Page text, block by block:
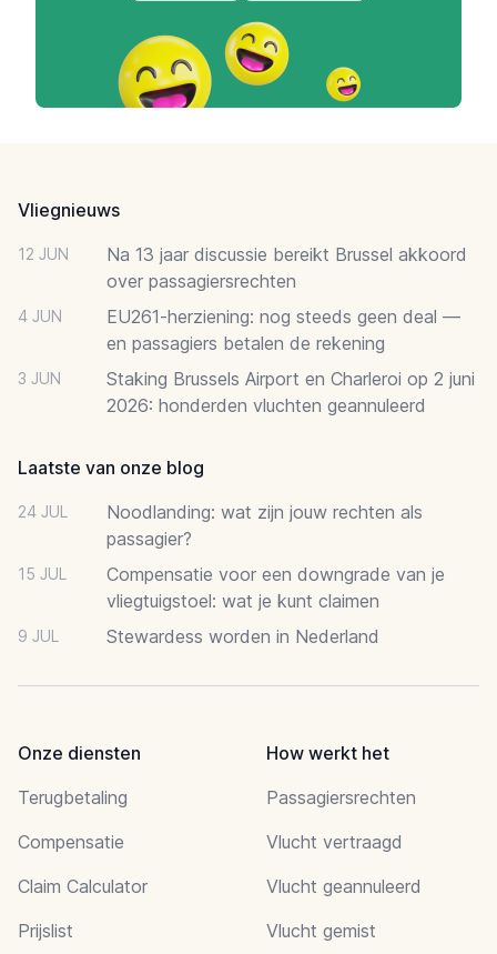
Vliegnieuws
12 JUN
Na 13 jaar discussie bereikt Brussel akkoord
over passagiersrechten
4 JUN
EU261-herziening: nog steeds geen deal —
en passagiers betalen de rekening
3 JUN
Staking Brussels Airport en Charleroi op 2 juni
2026: honderden vluchten geannuleerd
Laatste van onze blog
24 JUL
Noodlanding: wat zijn jouw rechten als
passagier?
15 JUL
Compensatie voor een downgrade van je
vliegtuigstoel: wat je kunt claimen
9 JUL Stewardess worden in Nederland
Onze diensten
Terugbetaling
Compensatie
Claim Calculator
Prijslist
How werkt het
Passagiersrechten
Vlucht vertraagd
Vlucht geannuleerd
Vlucht gemist